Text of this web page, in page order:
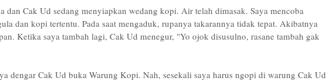
dan Cak Ud sedang menyiapkan wedang kopi. Air telah dimasak. Saya mencoba
dan kopi tertentu. Pada saat mengaduk, rupanya takarannya tidak tepat. Akibatnya
Ketika saya tambah lagi, Cak Ud menegur, "Yo ojok disusulno, rasane tambah gak
dengar Cak Ud buka Warung Kopi. Nah, sesekali saya harus ngopi di warung Cak Ud